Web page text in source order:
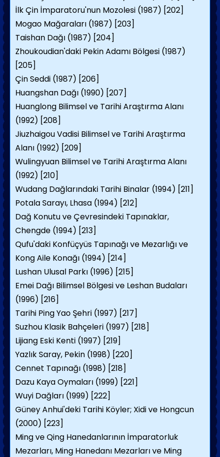
İlk Çin İmparatoru'nun Mozolesi (1987) [202]
Mogao Mağaraları (1987) [203]
Taishan Dağı (1987) [204]
Zhoukoudian'daki Pekin Adamı Bölgesi (1987)
[205]
Çin Seddi (1987) [206]
Huangshan Dağı (1990) [207]
Huanglong Bilimsel ve Tarihi Araştırma Alanı
(1992) [208]
Jiuzhaigou Vadisi Bilimsel ve Tarihi Araştırma
Alanı (1992) [209]
Wulingyuan Bilimsel ve Tarihi Araştırma Alanı
(1992) [210]
Wudang Dağlarındaki Tarihi Binalar (1994) [211]
Potala Sarayı, Lhasa (1994) [212]
Dağ Konutu ve Çevresindeki Tapınaklar,
Chengde (1994) [213]
Qufu'daki Konfüçyüs Tapınağı ve Mezarlığı ve
Kong Aile Konağı (1994) [214]
Lushan Ulusal Parkı (1996) [215]
Emei Dağı Bilimsel Bölgesi ve Leshan Budaları
(1996) [216]
Tarihi Ping Yao Şehri (1997) [217]
Suzhou Klasik Bahçeleri (1997) [218]
Lijiang Eski Kenti (1997) [219]
Yazlık Saray, Pekin (1998) [220]
Cennet Tapınağı (1998) [218]
Dazu Kaya Oymaları (1999) [221]
Wuyi Dağları (1999) [222]
Güney Anhui'deki Tarihi Köyler; Xidi ve Hongcun
(2000) [223]
Ming ve Qing Hanedanlarının İmparatorluk
Mezarları, Ming Hanedanı Mezarları ve Ming